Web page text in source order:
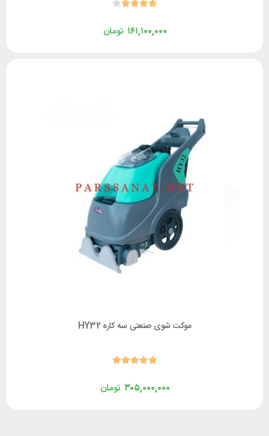
تومان
موکت شوی صنعتی سه کاره HY32
تومان۳۰۵,۰۰۰,۰۰۰